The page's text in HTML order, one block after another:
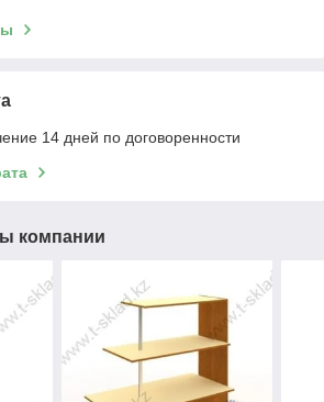
14 дней по договоренности
компании